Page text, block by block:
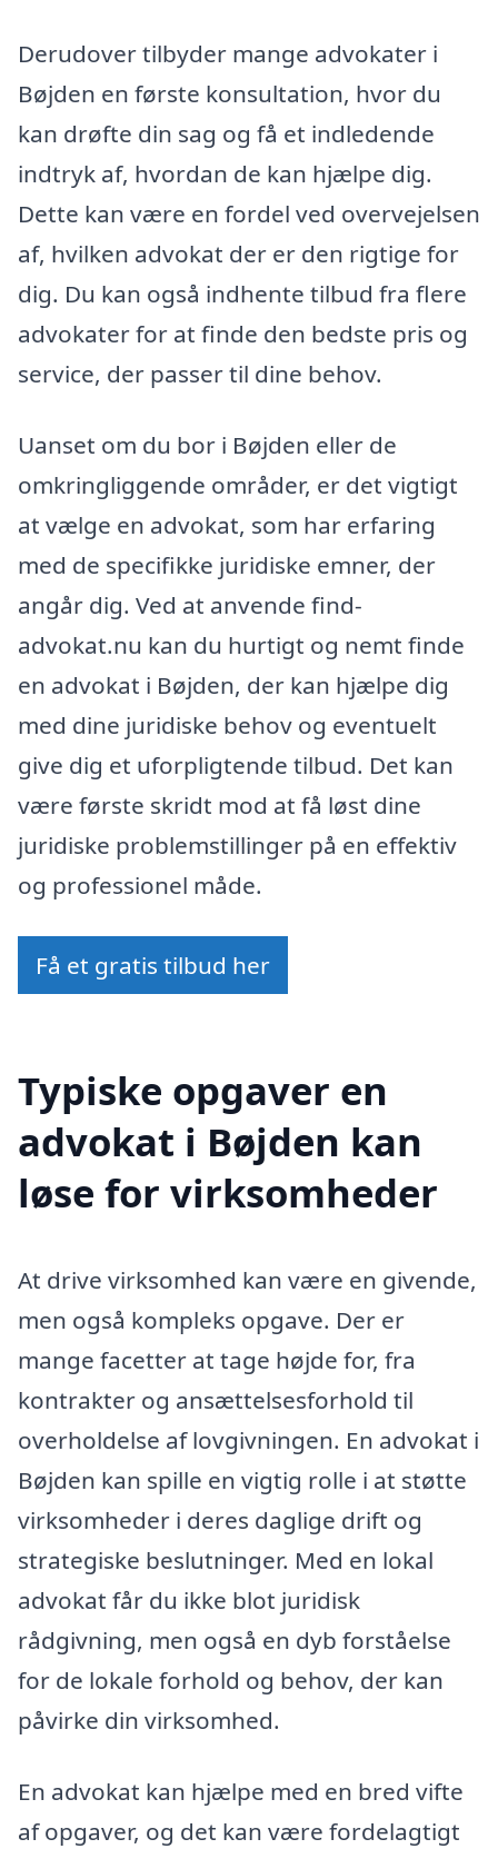
Derudover tilbyder mange advokater i
Bøjden en første konsultation, hvor du
kan drøfte din sag og få et indledende
indtryk af, hvordan de kan hjælpe dig.
Dette kan være en fordel ved overvejelsen
af, hvilken advokat der er den rigtige for
dig. Du kan også indhente tilbud fra flere
advokater for at finde den bedste pris og
service, der passer til dine behov.
Uanset om du bor i Bøjden eller de
omkringliggende områder, er det vigtigt
at vælge en advokat, som har erfaring
med de specifikke juridiske emner, der
angår dig. Ved at anvende find-
advokat.nu kan du hurtigt og nemt finde
en advokat i Bøjden, der kan hjælpe dig
med dine juridiske behov og eventuelt
give dig et uforpligtende tilbud. Det kan
være første skridt mod at få løst dine
juridiske problemstillinger på en effektiv
og professionel måde.
Få et gratis tilbud her
Typiske opgaver en
advokat i Bøjden kan
løse for virksomheder
At drive virksomhed kan være en givende,
men også kompleks opgave. Der er
mange facetter at tage højde for, fra
kontrakter og ansættelsesforhold til
overholdelse af lovgivningen. En advokat i
Bøjden kan spille en vigtig rolle i at støtte
virksomheder i deres daglige drift og
strategiske beslutninger. Med en lokal
advokat får du ikke blot juridisk
rådgivning, men også en dyb forståelse
for de lokale forhold og behov, der kan
påvirke din virksomhed.
En advokat kan hjælpe med en bred vifte
af opgaver, og det kan være fordelagtigt